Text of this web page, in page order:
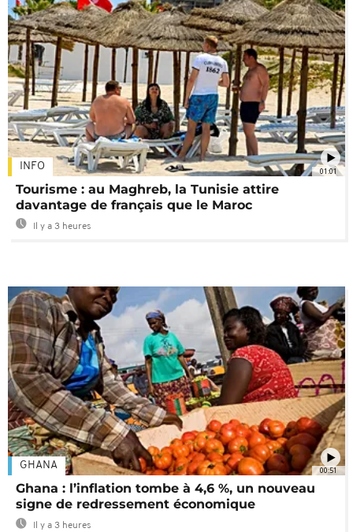
01:01
INFO
Tourisme : au Maghreb, la Tunisie attire
davantage de français que le Maroc
Il y a 3 heures
00:51
GHANA
Ghana : l’inflation tombe à 4,6 %, un nouveau
signe de redressement économique
Il y a 3 heures